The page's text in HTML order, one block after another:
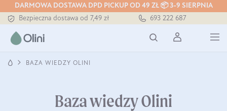
DARMOWA DOSTAWA DPD PICKUP OD 49 ZŁ 📦 3-9 SIERPNIA
Bezpieczna dostawa od 7,49 zł
Darmowa dostawa od 199 zł
Tłoczony zawsze na zimno
693 222 687
BAZA WIEDZY OLINI
Baza wiedzy Olini